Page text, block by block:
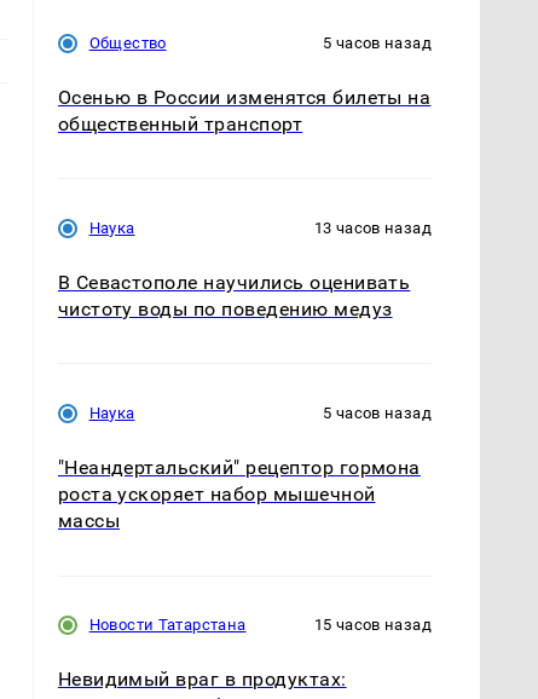
Общество 5 часов назад
Осенью в России изменятся билеты на
общественный транспорт
Наука 13 часов назад
В Севастополе научились оценивать
чистоту воды по поведению медуз
Наука 5 часов назад
"Неандертальский" рецептор гормона
роста ускоряет набор мышечной
массы
Новости Татарстана 15 часов назад
Невидимый враг в продуктах: